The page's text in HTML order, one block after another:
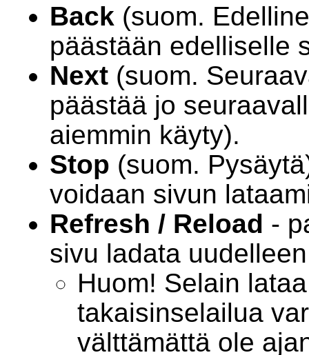
Back (suom.
päästään edelliselle
Next (suom.
päästää jo
aiemmin käyty).
Stop (suom.
voidaan sivun
Refresh / Reload -
sivu ladata
Huom! Selain
takaisinselailua
välttämättä ole